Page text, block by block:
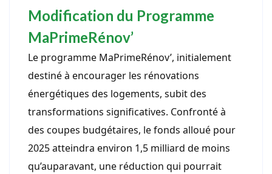
Modification du Programme
MaPrimeRénov’
Le programme MaPrimeRénov’, initialement
destiné à encourager les rénovations
énergétiques des logements, subit des
transformations significatives. Confronté à
des coupes budgétaires, le fonds alloué pour
2025 atteindra environ 1,5 milliard de moins
qu’auparavant, une réduction qui pourrait